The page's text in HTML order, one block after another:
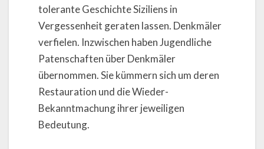
tolerante Geschichte Siziliens in
Vergessenheit geraten lassen. Denkmäler
verfielen. Inzwischen haben Jugendliche
Patenschaften über Denkmäler
übernommen. Sie kümmern sich um deren
Restauration und die Wieder-
Bekanntmachung ihrer jeweiligen
Bedeutung.